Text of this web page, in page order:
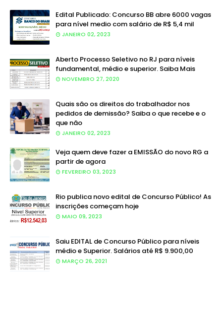
Edital Publicado: Concurso BB abre 6000 vagas
para nível medio com salário de R$ 5,4 mil
JANEIRO 02, 2023
Aberto Processo Seletivo no RJ para níveis
fundamental, médio e superior. Saiba Mais
NOVEMBRO 27, 2020
Quais são os direitos do trabalhador nos
pedidos de demissão? Saiba o que recebe e o
que não
JANEIRO 02, 2023
Veja quem deve fazer a EMISSÃO do novo RG a
partir de agora
FEVEREIRO 03, 2023
Rio publica novo edital de Concurso Público! As
inscrições começam hoje
MAIO 09, 2023
Saiu EDITAL de Concurso Público para níveis
médio e Superior. Salários até R$ 9.900,00
MARÇO 26, 2021